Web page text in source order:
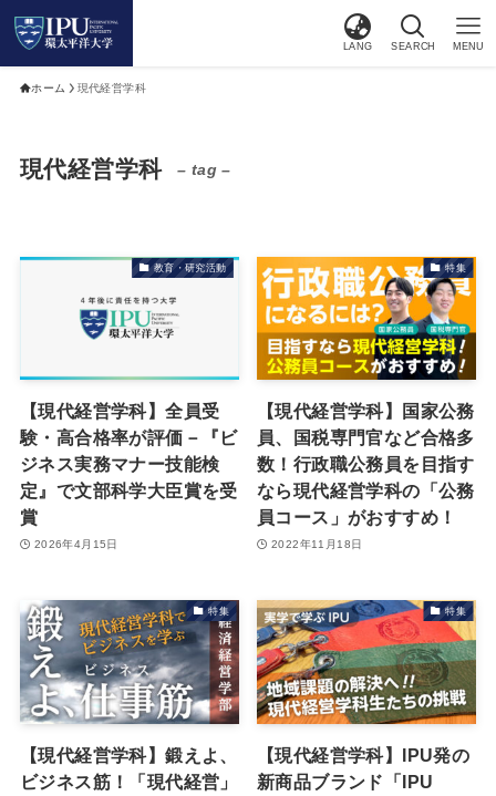
LANG SEARCH MENU
ホーム 現代経営学科
現代経営学科 – tag –
教育・研究活動
【現代経営学科】全員受
験・高合格率が評価－『ビ
ジネス実務マナー技能検
定』で文部科学大臣賞を受
賞
2026年4月15日
特集
【現代経営学科】国家公務
員、国税専門官など合格多
数！行政職公務員を目指す
なら現代経営学科の「公務
員コース」がおすすめ！
2022年11月18日
特集
【現代経営学科】鍛えよ、
ビジネス筋！「現代経営」
特集
【現代経営学科】IPU発の
新商品ブランド「IPU